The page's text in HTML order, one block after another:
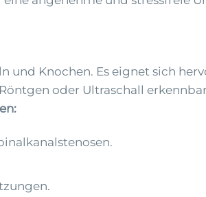
und Knochen. Es eignet sich
oder Ultraschall